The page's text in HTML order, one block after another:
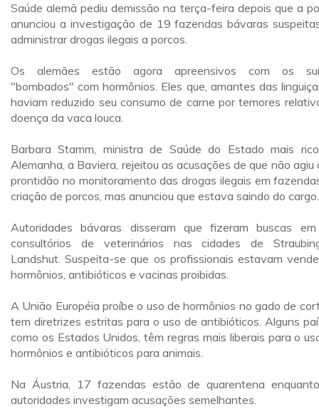
Saúde alemã pediu demissão na terça-feira depois que a
anunciou a investigação de 19 fazendas bávaras
administrar drogas ilegais a porcos.
Os alemães estão agora apreensivos com os
"bombados" com hormônios. Eles que, amantes das
haviam reduzido seu consumo de carne por temores
doença da vaca louca.
Barbara Stamm, ministra de Saúde do Estado mais
Alemanha, a Baviera, rejeitou as acusações de que não agiu
prontidão no monitoramento das drogas ilegais em
criação de porcos, mas anunciou que estava saindo do cargo.
Autoridades bávaras disseram que fizeram buscas
consultórios de veterinários nas cidades de
Landshut. Suspeita-se que os profissionais estavam
hormônios, antibióticos e vacinas proibidas.
A União Européia proíbe o uso de hormônios no gado de
tem diretrizes estritas para o uso de antibióticos. Alguns
como os Estados Unidos, têm regras mais liberais para o
hormônios e antibióticos para animais.
Na Áustria, 17 fazendas estão de quarentena
autoridades investigam acusações semelhantes.